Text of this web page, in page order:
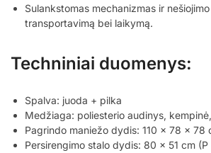
Sulankstomas mechanizmas ir
transportavimą bei laikymą.
Techniniai duomenys:
Spalva: juoda + pilka
Medžiaga: poliesterio audinys,
Pagrindo maniežo dydis: 110 x 78 x 78
Persirengimo stalo dydis: 80 x 51 cm (P